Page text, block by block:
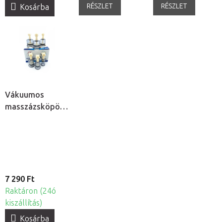
Kosárba
RÉSZLET RÉSZLET
Vákuumos
masszázsköpöly
7 290 Ft
Raktáron (24ó
kiszállítás)
Kosárba